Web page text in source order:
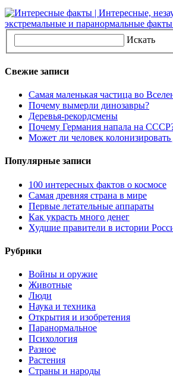
Искать
Свежие записи
Самая маленькая частица во
Почему вымерли динозавры?
Деревья-рекордсмены
Почему Германия напала на
Может ли человек
Популярные записи
100 интересных фактов о космосе
Самая древняя страна в мире
Первые летательные аппараты
Как украсть много денег
Худшие правители в истории
Рубрики
Войны и оружие
Животные
Люди
Наука и техника
Открытия и изобретения
Паранормальное
Психология
Разное
Растения
Страны и народы